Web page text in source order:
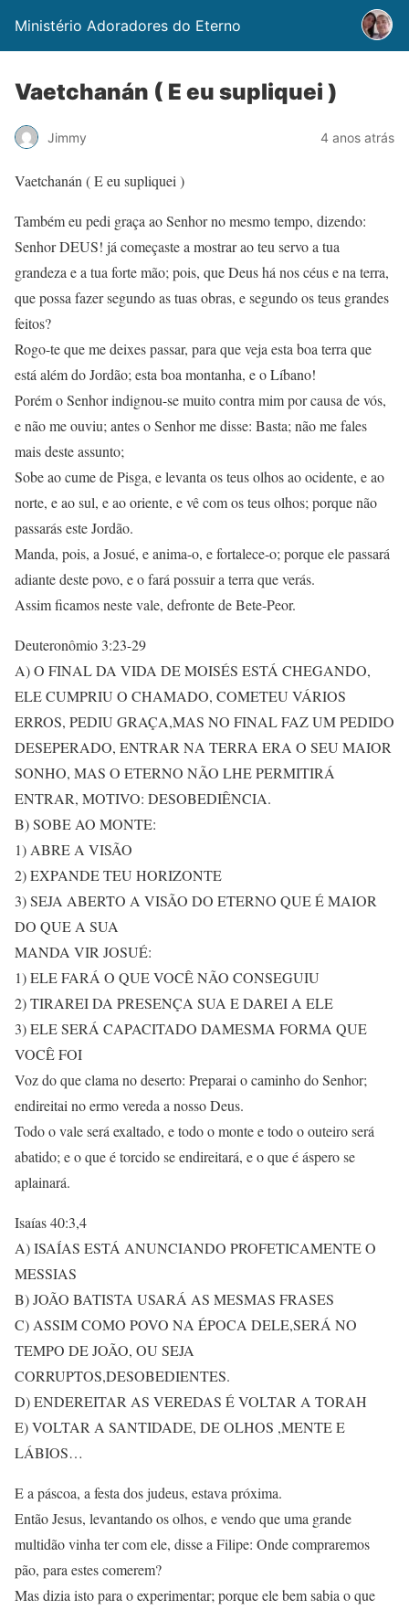
Ministério Adoradores do Eterno
Vaetchanán ( E eu supliquei )
Jimmy 4 anos atrás
Vaetchanán ( E eu supliquei )
Também eu pedi graça ao Senhor no mesmo tempo, dizendo:
Senhor DEUS! já começaste a mostrar ao teu servo a tua
grandeza e a tua forte mão; pois, que Deus há nos céus e na terra,
que possa fazer segundo as tuas obras, e segundo os teus grandes
feitos?
Rogo-te que me deixes passar, para que veja esta boa terra que
está além do Jordão; esta boa montanha, e o Líbano!
Porém o Senhor indignou-se muito contra mim por causa de vós,
e não me ouviu; antes o Senhor me disse: Basta; não me fales
mais deste assunto;
Sobe ao cume de Pisga, e levanta os teus olhos ao ocidente, e ao
norte, e ao sul, e ao oriente, e vê com os teus olhos; porque não
passarás este Jordão.
Manda, pois, a Josué, e anima-o, e fortalece-o; porque ele passará
adiante deste povo, e o fará possuir a terra que verás.
Assim ficamos neste vale, defronte de Bete-Peor.
Deuteronômio 3:23-29
A) O FINAL DA VIDA DE MOISÉS ESTÁ CHEGANDO,
ELE CUMPRIU O CHAMADO, COMETEU VÁRIOS
ERROS, PEDIU GRAÇA,MAS NO FINAL FAZ UM PEDIDO
DESEPERADO, ENTRAR NA TERRA ERA O SEU MAIOR
SONHO, MAS O ETERNO NÃO LHE PERMITIRÁ
ENTRAR, MOTIVO: DESOBEDIÊNCIA.
B) SOBE AO MONTE:
1) ABRE A VISÃO
2) EXPANDE TEU HORIZONTE
3) SEJA ABERTO A VISÃO DO ETERNO QUE É MAIOR
DO QUE A SUA
MANDA VIR JOSUÉ:
1) ELE FARÁ O QUE VOCÊ NÃO CONSEGUIU
2) TIRAREI DA PRESENÇA SUA E DAREI A ELE
3) ELE SERÁ CAPACITADO DAMESMA FORMA QUE
VOCÊ FOI
Voz do que clama no deserto: Preparai o caminho do Senhor;
endireitai no ermo vereda a nosso Deus.
Todo o vale será exaltado, e todo o monte e todo o outeiro será
abatido; e o que é torcido se endireitará, e o que é áspero se
aplainará.
Isaías 40:3,4
A) ISAÍAS ESTÁ ANUNCIANDO PROFETICAMENTE O
MESSIAS
B) JOÃO BATISTA USARÁ AS MESMAS FRASES
C) ASSIM COMO POVO NA ÉPOCA DELE,SERÁ NO
TEMPO DE JOÃO, OU SEJA
CORRUPTOS,DESOBEDIENTES.
D) ENDEREITAR AS VEREDAS É VOLTAR A TORAH
E) VOLTAR A SANTIDADE, DE OLHOS ,MENTE E
LÁBIOS…
E a páscoa, a festa dos judeus, estava próxima.
Então Jesus, levantando os olhos, e vendo que uma grande
multidão vinha ter com ele, disse a Filipe: Onde compraremos
pão, para estes comerem?
Mas dizia isto para o experimentar; porque ele bem sabia o que